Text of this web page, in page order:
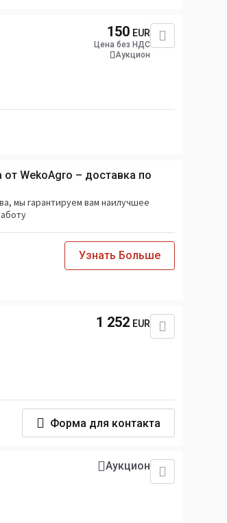
150 EUR
Цена без НДС
Аукцион
WekoAgro – доставка по
мы гарантируем вам наилучшее
Узнать Больше
1 252 EUR
Форма для контакта
Аукцион